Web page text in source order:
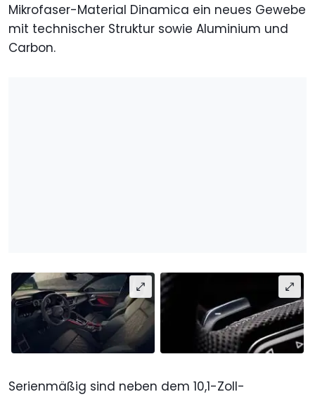
Mikrofaser-Material Dinamica ein neues Gewebe
mit technischer Struktur sowie Aluminium und
Carbon.
Serienmäßig sind neben dem 10,1-Zoll-